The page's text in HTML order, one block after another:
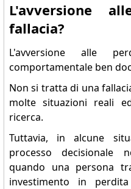
L'avversione
fallacia?
L'avversione alle
comportamentale ben
Non si tratta di una
molte situazioni reali
ricerca.
Tuttavia, in alcune
processo decisionale
quando una persona
investimento in